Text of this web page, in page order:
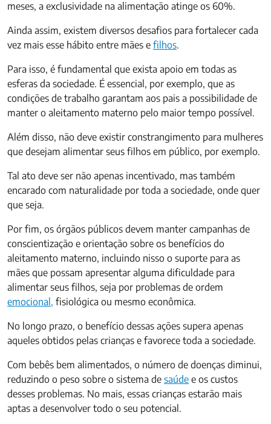
meses, a exclusividade na alimentação atinge os 60%.
Ainda assim, existem diversos desafios para fortalecer cada
vez mais esse hábito entre mães e filhos.
Para isso, é fundamental que exista apoio em todas as
esferas da sociedade. É essencial, por exemplo, que as
condições de trabalho garantam aos pais a possibilidade de
manter o aleitamento materno pelo maior tempo possível.
Além disso, não deve existir constrangimento para mulheres
que desejam alimentar seus filhos em público, por exemplo.
Tal ato deve ser não apenas incentivado, mas também
encarado com naturalidade por toda a sociedade, onde quer
que seja.
Por fim, os órgãos públicos devem manter campanhas de
conscientização e orientação sobre os benefícios do
aleitamento materno, incluindo nisso o suporte para as
mães que possam apresentar alguma dificuldade para
alimentar seus filhos, seja por problemas de ordem
emocional, fisiológica ou mesmo econômica.
No longo prazo, o benefício dessas ações supera apenas
aqueles obtidos pelas crianças e favorece toda a sociedade.
Com bebês bem alimentados, o número de doenças diminui,
reduzindo o peso sobre o sistema de saúde e os custos
desses problemas. No mais, essas crianças estarão mais
aptas a desenvolver todo o seu potencial.